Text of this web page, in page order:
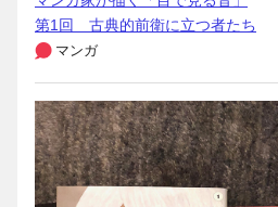
第1回 古典的前衛に立つ者たち
マンガ